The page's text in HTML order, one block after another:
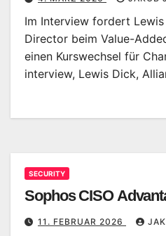
Im Interview fordert
Director beim Value-
einen Kurswechsel für
interview, Lewis Dick,
SECURITY
Sophos CISO
11. FEBRUAR 2026